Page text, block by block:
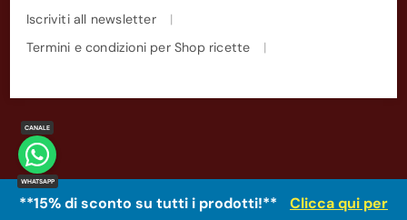
Iscriviti all newsletter
Termini e condizioni per Shop ricette
**15% di sconto su tutti i prodotti!**
Clicca qui per